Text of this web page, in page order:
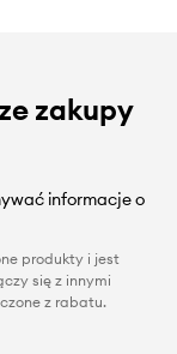
zakupy
informacje o
produkty i jest
się z innymi
z rabatu.